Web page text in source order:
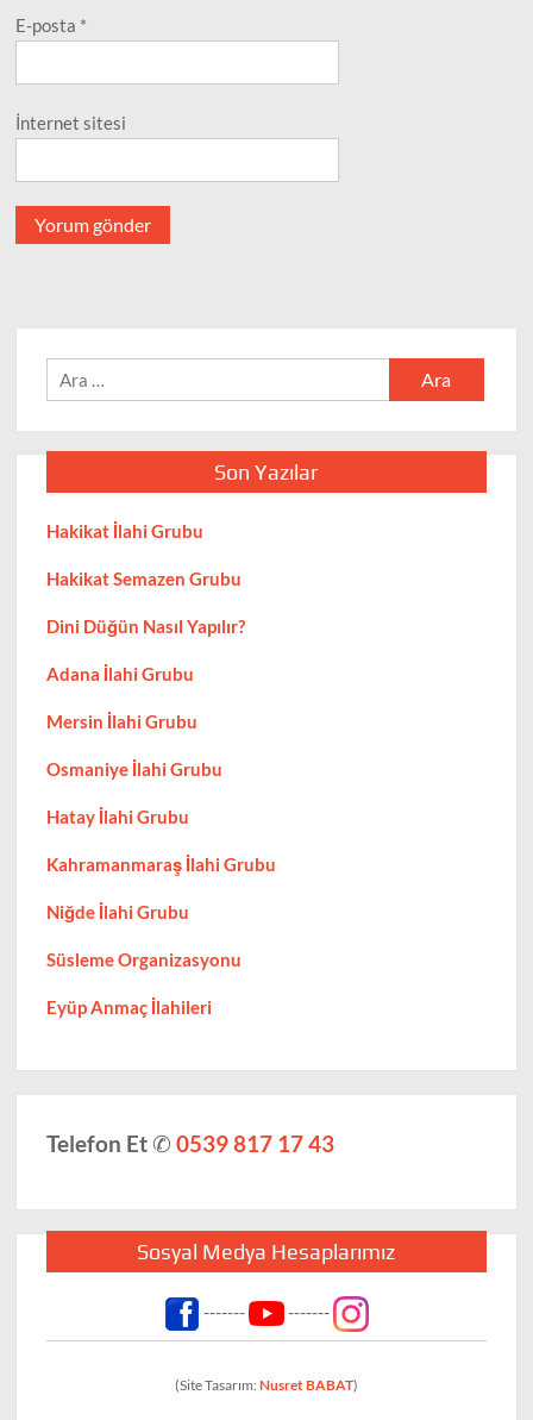
E-posta *
İnternet sitesi
Arama:
Son Yazılar
Hakikat İlahi Grubu
Hakikat Semazen Grubu
Dini Düğün Nasıl Yapılır?
Adana İlahi Grubu
Mersin İlahi Grubu
Osmaniye İlahi Grubu
Hatay İlahi Grubu
Kahramanmaraş İlahi Grubu
Niğde İlahi Grubu
Süsleme Organizasyonu
Eyüp Anmaç İlahileri
Telefon Et✆0539 817 17 43
Sosyal Medya Hesaplarımız
------- -------
(Site Tasarım: Nusret BABAT)